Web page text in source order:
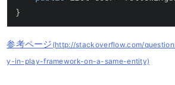
}
参考ページ (http://stackoverflow.com/
y-in-play-framework-on-a-same-entity)